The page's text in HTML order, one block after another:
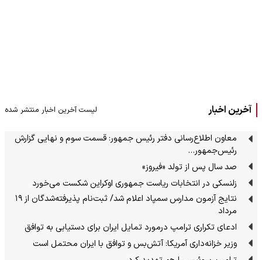
آخرین اخبار لیست آخرین اخبار منتشر شده
معاون اطلاع‌رسانی دفتر رئیس جمهور: قسمت سوم و نهایی گزارش
رئیس‌جمهور…
صد سال پس از تولد «فیروز»
زلنسکی در انتخابات ریاست جمهوری اوکراین شکست می‌خورد
نتایج آزمون مدارس سمپاد اعلام شد/ ثبت‌نام پذیرفته‌شدگان از ۱۹
مرداد
ادعای تکراری ترامپ درمورد تمایل ایران برای دستیابی به توافق
وزیر خزانه‌داری آمریکا: آتش‌بس و توافق با ایران محتمل است